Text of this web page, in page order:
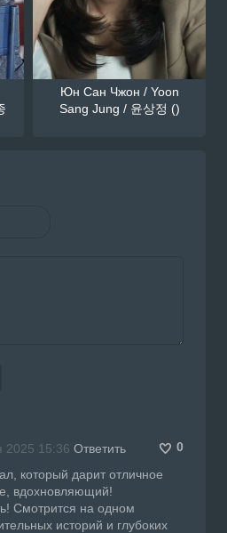
Юн Сан Чжон / Yoon
Sang Jung / 윤상정 ()
2025 15:36 Ответить
0
который дарит отличное
вдохновляющий!
Смотрится на одном
историй и глубоких